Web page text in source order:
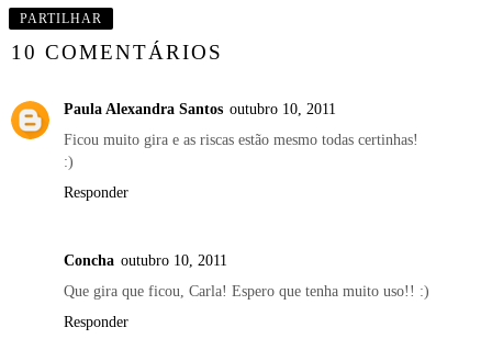
PARTILHAR
10 COMENTÁRIOS
Paula Alexandra Santos outubro 10, 2011
Ficou muito gira e as riscas estão mesmo todas certinhas!
:)
Responder
Concha outubro 10, 2011
Que gira que ficou, Carla! Espero que tenha muito uso!! :)
Responder